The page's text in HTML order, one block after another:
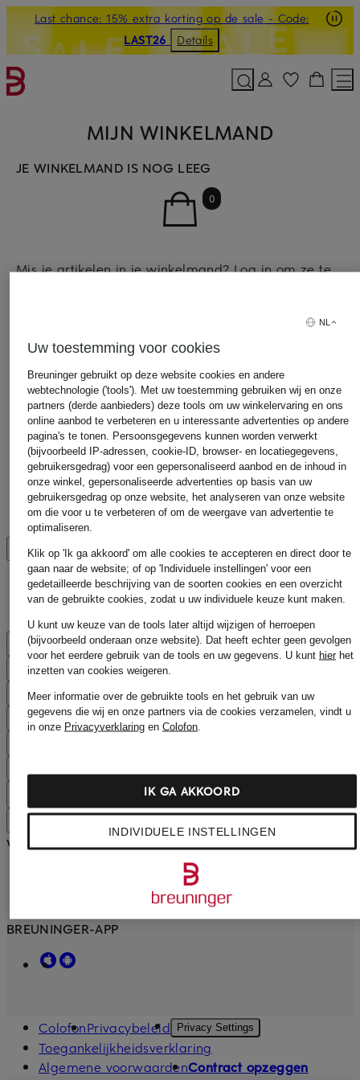
GA NAAR HOOFDINHOUD GA NAAR ZOEKEN
Last chance: 15% extra korting op de sale - Code:
LAST26
Details
MIJN WINKELMAND
JE WINKELMAND IS NOG LEEG
0
Mis je artikelen in je winkelmand? Log in om ze te
INLOGGEN
ONTDEK HET ASSORTIMENT
HULP
VERZENDING & BEZORGING
BEOORDELINGEN VAN KLANTEN
VEILIGHEID
BETALING
ONZE VOORDELEN
OVER BREUNINGER
VOLG ONS
BREUNINGER-APP
ColofonPrivacybeleid Privacy Settings
Toegankelijkheidsverklaring
Algemene voorwaardenContract opzeggen
NL
Uw toestemming voor cookies
Breuninger gebruikt op deze website cookies en andere
webtechnologie ('tools'). Met uw toestemming gebruiken wij en onze
partners (derde aanbieders) deze tools om uw winkelervaring en ons
online aanbod te verbeteren en u interessante advertenties op andere
pagina's te tonen. Persoonsgegevens kunnen worden verwerkt
(bijvoorbeeld IP-adressen, cookie-ID, browser- en locatiegegevens,
gebruikersgedrag) voor een gepersonaliseerd aanbod en de inhoud in
onze winkel, gepersonaliseerde advertenties op basis van uw
gebruikersgedrag op onze website, het analyseren van onze website
om die voor u te verbeteren of om de weergave van advertentie te
optimaliseren.
Klik op 'Ik ga akkoord' om alle cookies te accepteren en direct door te
gaan naar de website; of op 'Individuele instellingen' voor een
gedetailleerde beschrijving van de soorten cookies en een overzicht
van de gebruikte cookies, zodat u uw individuele keuze kunt maken.
U kunt uw keuze van de tools later altijd wijzigen of herroepen
(bijvoorbeeld onderaan onze website). Dat heeft echter geen gevolgen
voor het eerdere gebruik van de tools en uw gegevens. U kunt hierhet
inzetten van cookies weigeren.
Meer informatie over de gebruikte tools en het gebruik van uw
gegevens die wij en onze partners via de cookies verzamelen, vindt u
in onze Privacyverklaringen Colofon.
INDIVIDUELE INSTELLINGEN
IK GA AKKOORD